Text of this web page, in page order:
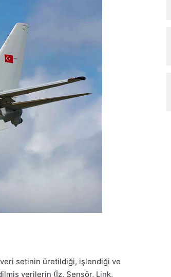
veri setinin üretildiği, işlendiği ve
verilerin (İz, Sensör, Link,